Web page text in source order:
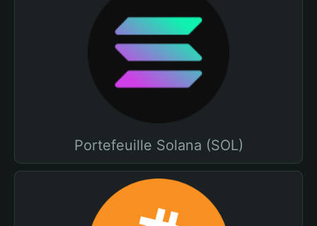
Portefeuille Solana (SOL)